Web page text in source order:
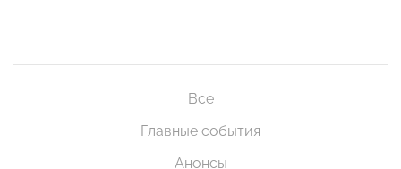
Все
Главные события
Анонсы